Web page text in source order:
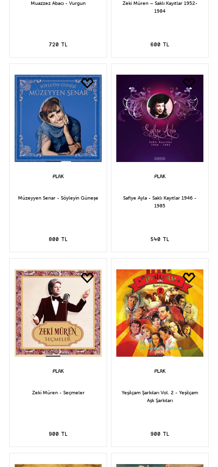
Muazzez Abacı - Vurgun
720 TL
Zeki Müren – Saklı Kayıtlar 1952-
1984
600 TL
Müzeyyen Senar - Söyleyin Güneşe
800 TL
Safiye Ayla - Saklı Kayıtlar 1946 -
1985
540 TL
Zeki Müren - Seçmeler
900 TL
Yeşilçam Şarkıları Vol. 2 - Yeşilçam
Aşk Şarkıları
900 TL